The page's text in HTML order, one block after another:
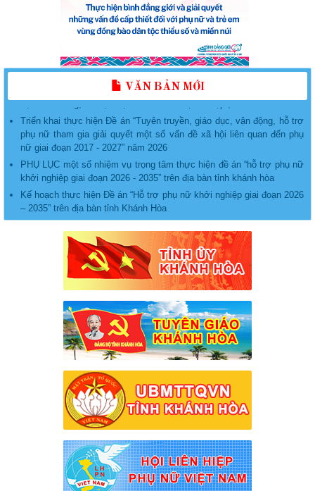
VĂN BẢN MỚI
KẾ HOẠCH Tổ chức các hoạt động phát triển, nâng cấp, duy trì và
vận hành Ứng dụng “Phụ nữ Việt Nam” năm 2026
Kế hoạch tổ chức Lễ phát động “Phụ nữ Khánh Hòa chung tay bảo
Triển khai thực hiện Đề án “Tuyên truyền, giáo dục, vận động, hỗ trợ
phụ nữ tham gia giải quyết một số vấn đề xã hội liên quan đến phụ
nữ giai đoạn 2017 - 2027” năm 2026
PHỤ LỤC một số nhiệm vụ trọng tâm thực hiện đề án “hỗ trợ phụ nữ
khởi nghiệp giai đoạn 2026 - 2035” trên địa bàn tỉnh khánh hòa
Kế hoạch thực hiện Đề án “Hỗ trợ phụ nữ khởi nghiệp giai đoạn 2026
– 2035” trên địa bàn tỉnh Khánh Hòa
Hướng dẫn Tuyên truyền Quý II năm 2026
Hướng dẫn Tuyên truyền Quý II năm 2026
lịch tiếp Công dân của Hội Liên hiệp Phụ nữ tỉnh Khánh Hòa
Nghị quyết về việc sắp xếp các đơn vị hành chính cấp xã của tỉnh
Khánh Hòa năm 2025